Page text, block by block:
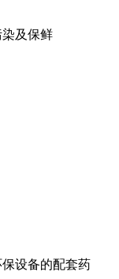
及保鲜
设备的配套药